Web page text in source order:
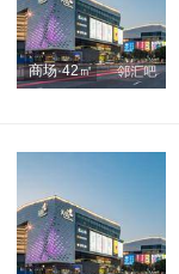
商场·42㎡